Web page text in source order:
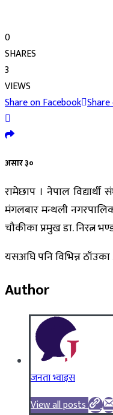
0
SHARES
3
VIEWS
Share on Facebook
असार ३०
रामेछाप । नेपाल
मंगलबार मन्थली
चौकीका प्रमुख डा. निरत्न
यसअघि पनि विभिन्न
Author
जनता भ्वाइस
View all posts